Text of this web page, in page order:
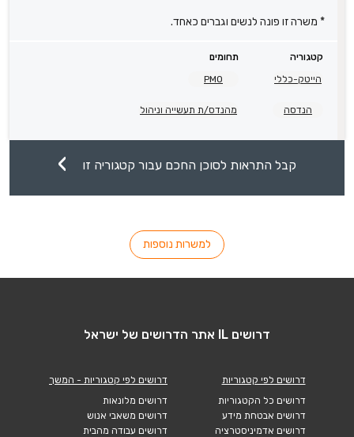
* משרה זו פונה לנשים וגברים כאחד.
קטגוריה
תחומים
הייטק-כללי
PMO
הנדסה מהנדס/ת תעשייה וניהול
קבל התראות לסוכן החכם עבור קטגוריה זו
למשרות נוספות
דרושים IL אתר הדרושים של ישראל
דרושים לפי קטגוריות
דרושים כל הקטגוריות
דרושים אבטחת מידע
דרושים אדמיניסטרציה
דרושים לפי קטגוריות - המשך
דרושים מלונאות
דרושים משאבי אנוש
דרושים עבודה מהבית